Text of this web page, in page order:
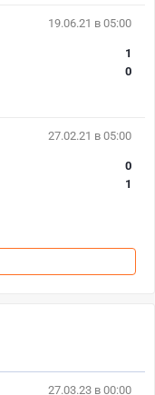
19.06.21 в 05:00
1
0
27.02.21 в 05:00
0
1
27.03.23 в 00:00